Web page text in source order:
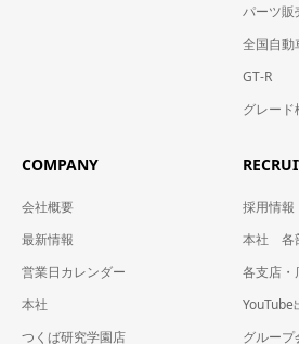
パーツ販
全国自動
GT-R
グレード
COMPANY
会社概要
最新情報
営業日カレンダー
本社
つくば研究学園店
採用情報
本社 各
各支店・
グループ